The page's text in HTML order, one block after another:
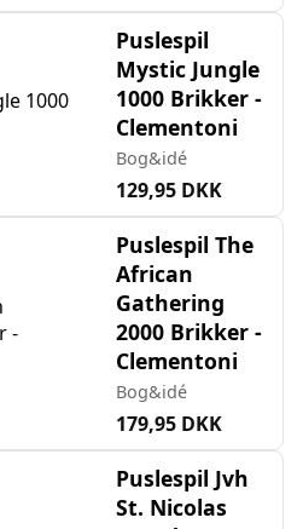
Puslespil
Mystic Jungle
1000 Brikker -
Clementoni
Bog&idé
129,95 DKK
Puslespil The
African
Gathering
2000 Brikker -
Clementoni
Bog&idé
179,95 DKK
Puslespil Jvh
St. Nicolas